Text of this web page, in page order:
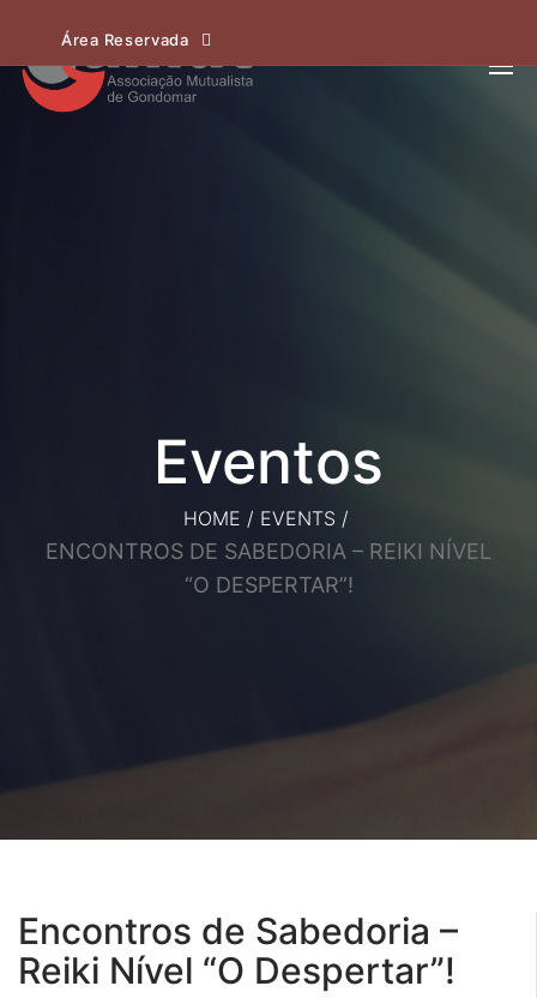
Área Reservada
HOME / EVENTS /
ENCONTROS DE SABEDORIA – REIKI NÍVEL
“O DESPERTAR”!
Encontros de Sabedoria –
Reiki Nível “O Despertar”!